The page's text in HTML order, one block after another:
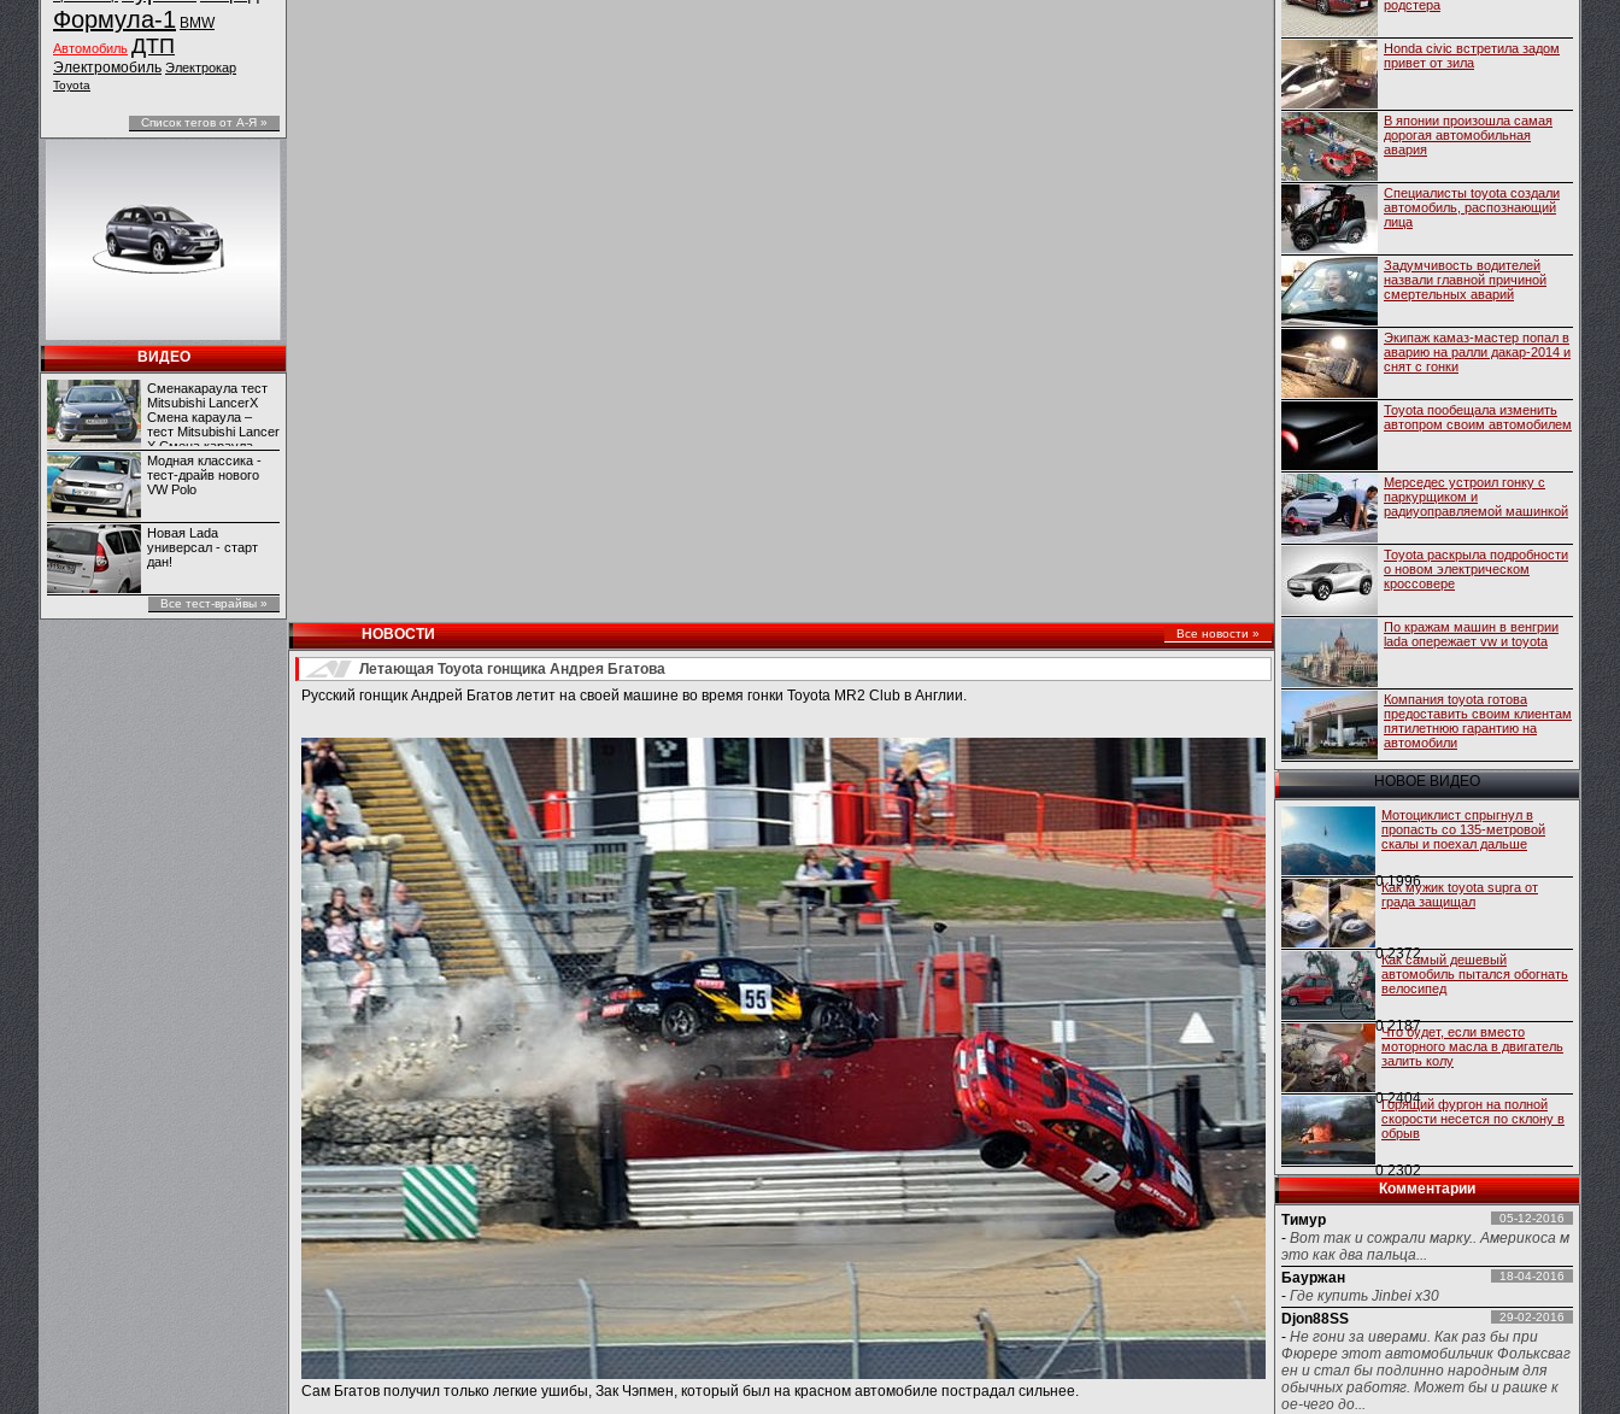
Формула-1 BMW
Автомобиль ДТП
Электромобиль Электрокар
Toyota
Список тегов от А-Я »
ВИДЕО
Сменакараула тест
Mitsubishi LancerX
Смена караула –
тест Mitsubishi Lancer
X Смена караула –
тест Mitsubishi Lancer
X
Модная классика -
тест-драйв нового
VW Polo
Новая Lada
универсал - старт
дан!
Все тест-врайвы »
НОВОСТИ Все новости »
Летающая Toyota гонщика Андрея Бгатова
Русский гонщик Андрей Бгатов летит на своей машине во время гонки Toyota MR2 Club в Англии.
Сам Бгатов получил только легкие ушибы, Зак Чэпмен, который был на красном автомобиле пострадал сильнее.
родстера
Honda civic встретила задом
привет от зила
В японии произошла самая
дорогая автомобильная
авария
Специалисты toyota создали
автомобиль, распознающий
лица
Задумчивость водителей
назвали главной причиной
смертельных аварий
Экипаж камаз-мастер попал в
аварию на ралли дакар-2014 и
снят с гонки
Toyota пообещала изменить
автопром своим автомобилем
Мерседес устроил гонку с
паркурщиком и
радиуоправляемой машинкой
Toyota раскрыла подробности
о новом электрическом
кроссовере
По кражам машин в венгрии
lada опережает vw и toyota
Компания toyota готова
предоставить своим клиентам
пятилетнюю гарантию на
автомобили
НОВОЕ ВИДЕО
Мотоциклист спрыгнул в
пропасть со 135-метровой
скалы и поехал дальше
0 1996
Как мужик toyota supra от
града защищал
0 2372
Как самый дешевый
автомобиль пытался обогнать
велосипед
0 2187
Что будет, если вместо
моторного масла в двигатель
залить колу
0 2404
Горящий фургон на полной
скорости несется по склону в
обрыв
0 2302
Комментарии
Тимур
05-12-2016
- Вот так и сожрали марку.. Америкоса м
это как два пальца...
Бауржан
18-04-2016
- Где купить Jinbei x30
Djon88SS
29-02-2016
- Не гони за иверами. Как раз бы при
Фюрере этот автомобильчик Фольксваг
ен и стал бы подлинно народным для
обычных работяг. Может бы и рашке к
ое-чего до...